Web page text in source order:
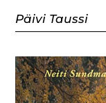
Päivi Taussi